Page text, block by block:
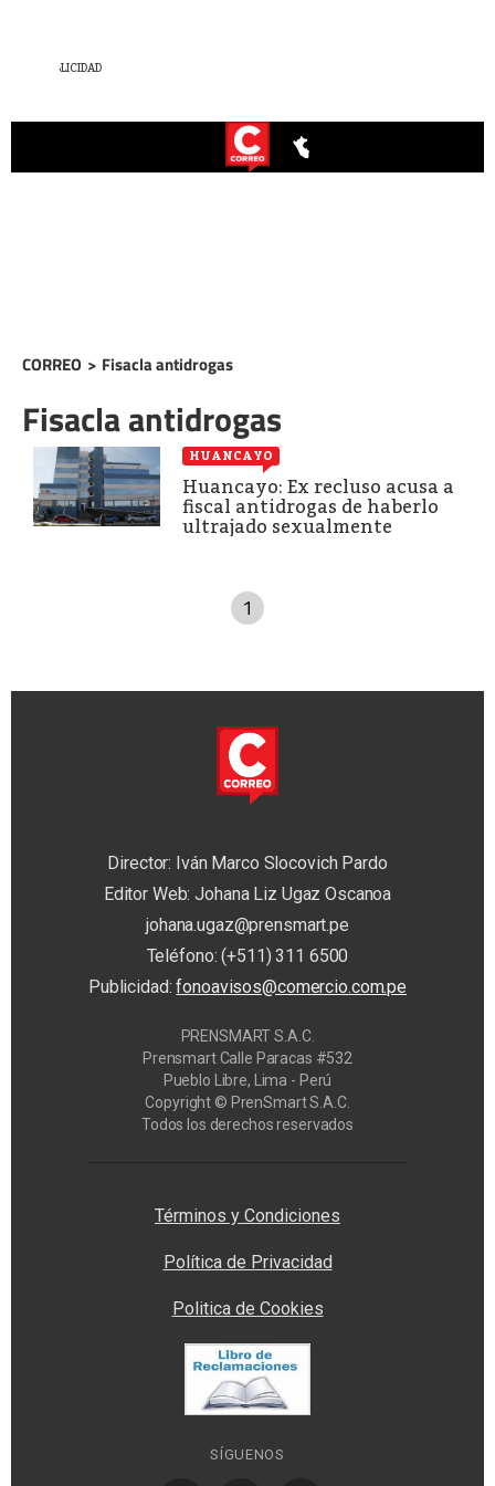
CORREO > Fisacla antidrogas
Fisacla antidrogas
HUANCAYO
Huancayo: Ex recluso acusa a
fiscal antidrogas de haberlo
ultrajado sexualmente
1
Director: Iván Marco Slocovich Pardo
Editor Web: Johana Liz Ugaz Oscanoa
johana.ugaz@prensmart.pe
Teléfono: (+511) 311 6500
Publicidad:fonoavisos@comercio.com.pe
PRENSMART S.A.C.
Prensmart Calle Paracas #532
Pueblo Libre, Lima - Perú
Copyright © PrenSmart S.A.C.
Todos los derechos reservados
Términos y Condiciones
Política de Privacidad
Politica de Cookies
SÍGUENOS